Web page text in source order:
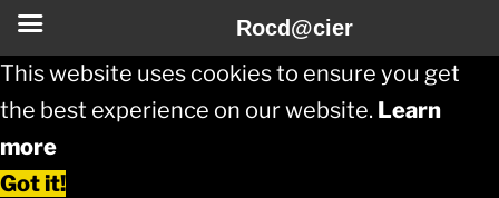
This website uses cookies to ensure you get
the best experience on our website. Learn
more
Got it!
Rocd@cier